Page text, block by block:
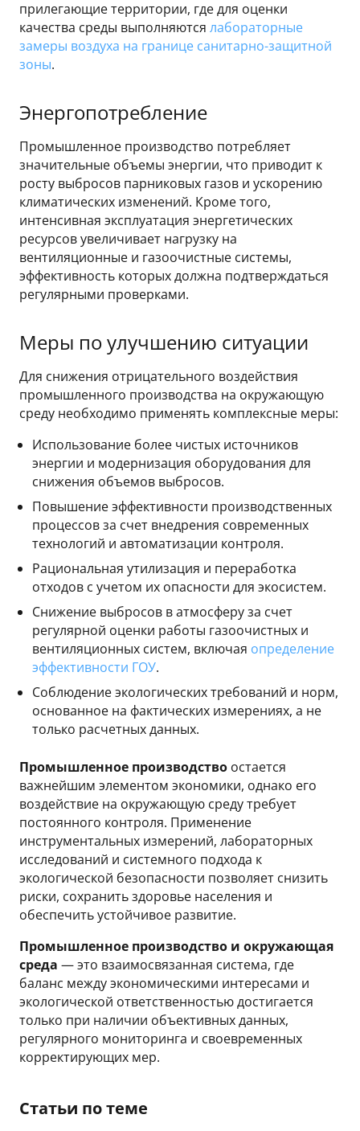
прилегающие территории, где для оценки
качества среды выполняются лабораторные
замеры воздуха на границе санитарно-защитной
зоны.
Энергопотребление
Промышленное производство потребляет
значительные объемы энергии, что приводит к
росту выбросов парниковых газов и ускорению
климатических изменений. Кроме того,
интенсивная эксплуатация энергетических
ресурсов увеличивает нагрузку на
вентиляционные и газоочистные системы,
эффективность которых должна подтверждаться
регулярными проверками.
Меры по улучшению ситуации
Для снижения отрицательного воздействия
промышленного производства на окружающую
среду необходимо применять комплексные меры:
Использование более чистых источников
энергии и модернизация оборудования для
снижения объемов выбросов.
Повышение эффективности производственных
процессов за счет внедрения современных
технологий и автоматизации контроля.
Рациональная утилизация и переработка
отходов с учетом их опасности для экосистем.
Снижение выбросов в атмосферу за счет
регулярной оценки работы газоочистных и
вентиляционных систем, включая определение
эффективности ГОУ.
Соблюдение экологических требований и норм,
основанное на фактических измерениях, а не
только расчетных данных.
Промышленное производство остается
важнейшим элементом экономики, однако его
воздействие на окружающую среду требует
постоянного контроля. Применение
инструментальных измерений, лабораторных
исследований и системного подхода к
экологической безопасности позволяет снизить
риски, сохранить здоровье населения и
обеспечить устойчивое развитие.
Промышленное производство и окружающая
среда — это взаимосвязанная система, где
баланс между экономическими интересами и
экологической ответственностью достигается
только при наличии объективных данных,
регулярного мониторинга и своевременных
корректирующих мер.
Статьи по теме